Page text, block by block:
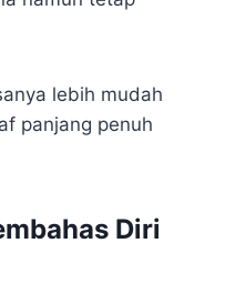
lebih mudah
panjang penuh
Diri